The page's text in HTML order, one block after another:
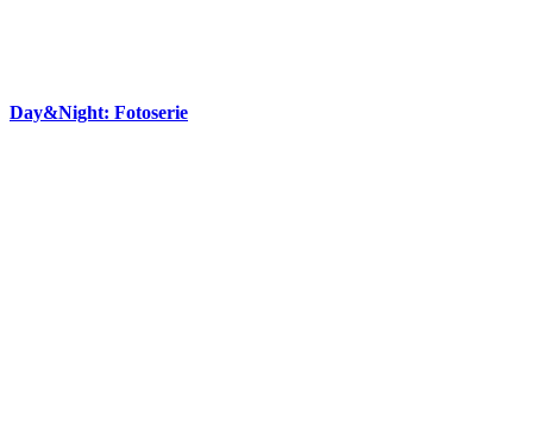
Day&Night: Fotoserie